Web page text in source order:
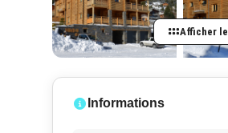
Afficher
Informations